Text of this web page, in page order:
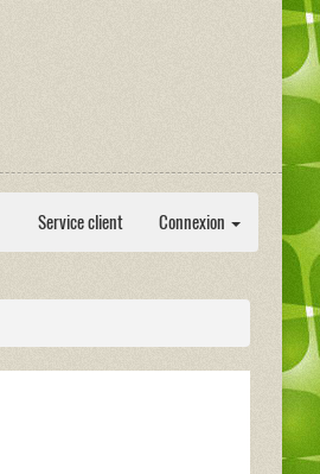
Service client Connexion